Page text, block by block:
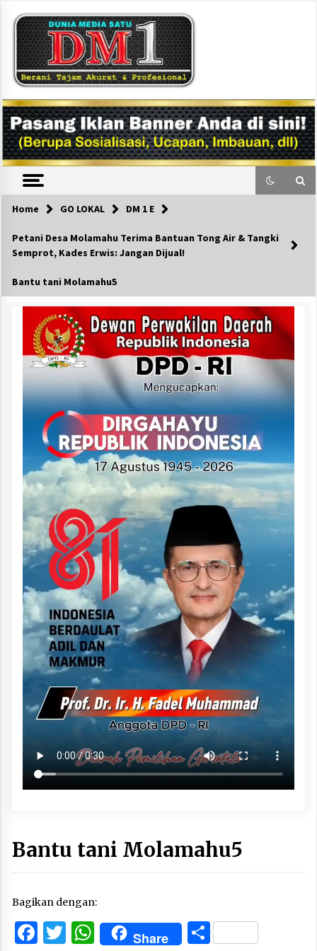
content
DM1
Home GO LOKAL DM 1 E
Petani Desa Molamahu Terima Bantuan Tong Air & Tangki
Semprot, Kades Erwis: Jangan Dijual!
Bantu tani Molamahu5
Bantu tani Molamahu5
Bagikan dengan:
Facebook
Twitter
WhatsApp
Share Share